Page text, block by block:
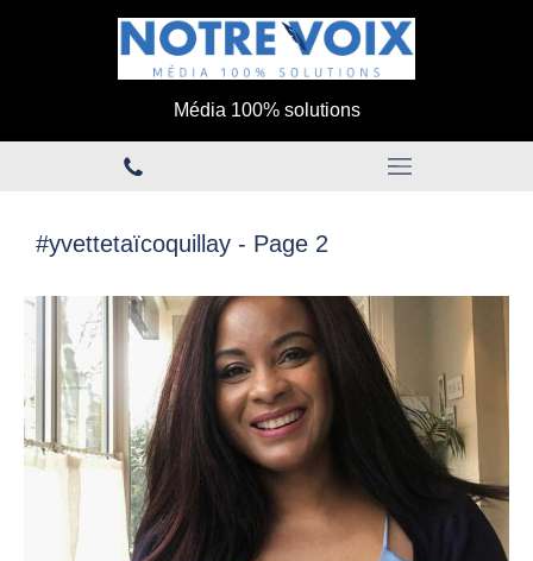
Média 100% solutions
#yvettetaïcoquillay - Page 2